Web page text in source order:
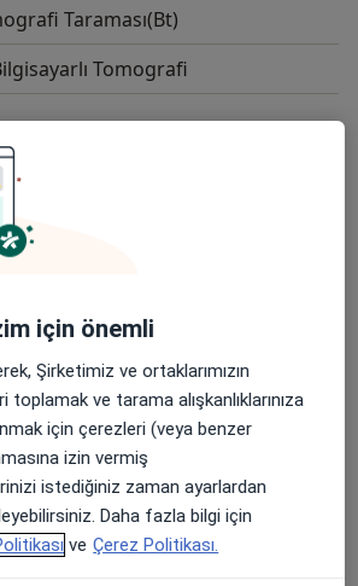
Taraması(Bt)
Tomografi
Enjeksiyonu
Ve Tanısı
Analizi
için önemli
Şirketimiz ve ortaklarımızın
ve tarama alışkanlıklarınıza
için çerezleri (veya benzer
izin vermiş
istediğiniz zaman ayarlardan
Daha fazla bilgi için
ve Çerez Politikası.